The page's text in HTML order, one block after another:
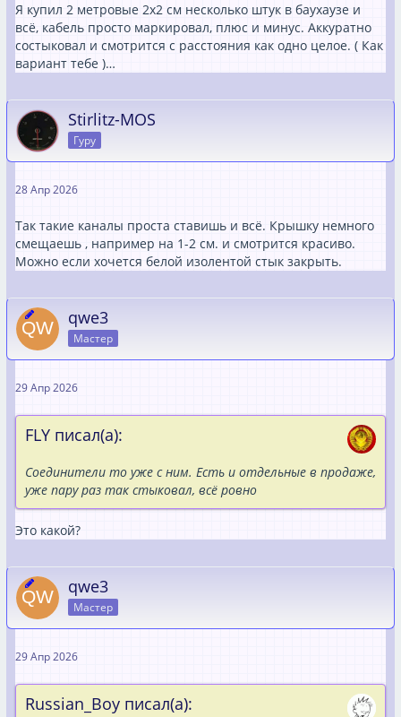
Я купил 2 метровые 2х2 см несколько штук в баухаузе и
всё, кабель просто маркировал, плюс и минус. Аккуратно
состыковал и смотрится с расстояния как одно целое. ( Как
вариант тебе )…
Stirlitz-MOS
Гуру
28 Апр 2026
Так такие каналы проста ставишь и всё. Крышку немного
смещаешь , например на 1-2 см. и смотрится красиво.
Можно если хочется белой изолентой стык закрыть.
qwe3
Мастер
29 Апр 2026
FLY писал(а):
Соединители то уже с ним. Есть и отдельные в продаже,
уже пару раз так стыковал, всё ровно
Это какой?
qwe3
Мастер
29 Апр 2026
Russian_Boy писал(а):